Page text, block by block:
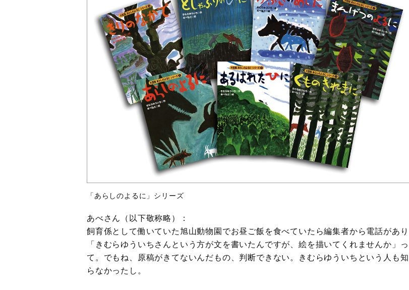
「あらしのよるに」シリーズ
あべさん（以下敬称略）：
飼育係として働いていた旭山動物園でお昼ご飯を食べていたら編集者から電話があり
「きむらゆういちさんという方が文を書いたんですが、絵を描いてくれませんか」っ
て。でもね、原稿がきてないんだもの、判断できない。きむらゆういちという人も知
らなかったし。